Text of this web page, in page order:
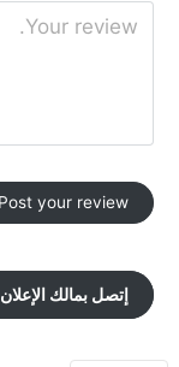
إتصل بمالك الإعلان